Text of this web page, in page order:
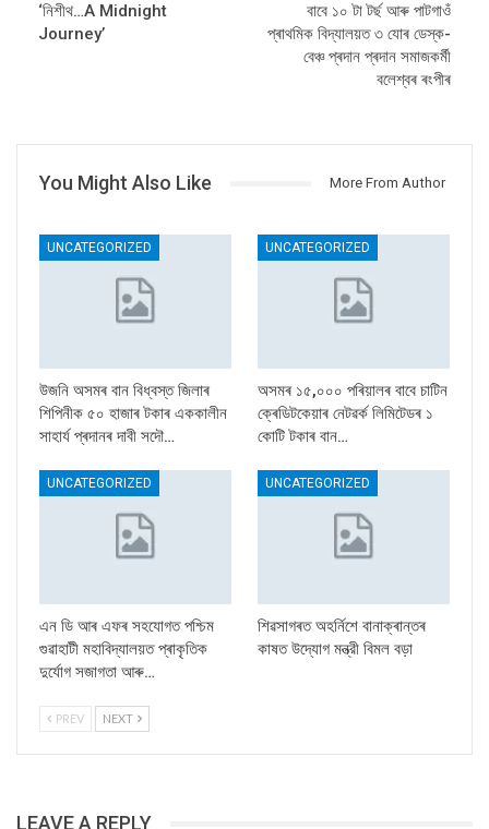
‘নিশীথ…A Midnight
Journey’
বাবে ১০ টা টৰ্ছ আৰু পাটগাওঁ
প্ৰাথমিক বিদ্যালয়ত ৩ যোৰ ডেস্ক-
বেঞ্চ প্ৰদান প্ৰদান সমাজকৰ্মী
বলেশ্বৰ ৰংপীৰ
You Might Also Like More From Author
UNCATEGORIZED
উজনি অসমৰ বান বিধ্বস্ত জিলাৰ
শিপিনীক ৫০ হাজাৰ টকাৰ এককালীন
সাহাৰ্য প্ৰদানৰ দাবী সদৌ…
UNCATEGORIZED
অসমৰ ১৫,০০০ পৰিয়ালৰ বাবে চাটিন
ক্ৰেডিটকেয়াৰ নেটৱৰ্ক লিমিটেডৰ ১
কোটি টকাৰ বান…
UNCATEGORIZED
এন ডি আৰ এফৰ সহযোগত পশ্চিম
গুৱাহাটী মহাবিদ্যালয়ত প্ৰাকৃতিক
দুৰ্যোগ সজাগতা আৰু…
UNCATEGORIZED
শিৱসাগৰত অহৰ্নিশে বানাক্ৰান্তৰ
কাষত উদ্যোগ মন্ত্রী বিমল বড়া
PREV NEXT
LEAVE A REPLY